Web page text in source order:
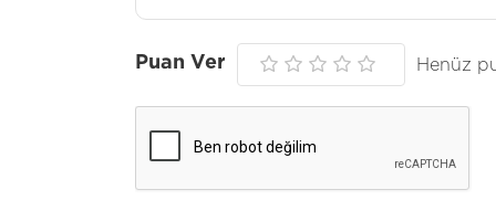
Puan Ver Henüz